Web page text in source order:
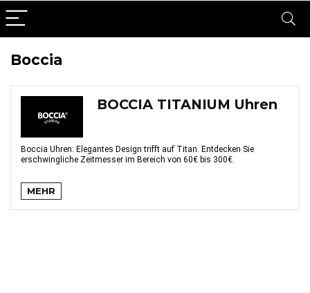
Boccia
BOCCIA TITANIUM Uhren
Boccia Uhren: Elegantes Design trifft auf Titan. Entdecken Sie
erschwingliche Zeitmesser im Bereich von 60€ bis 300€.
MEHR